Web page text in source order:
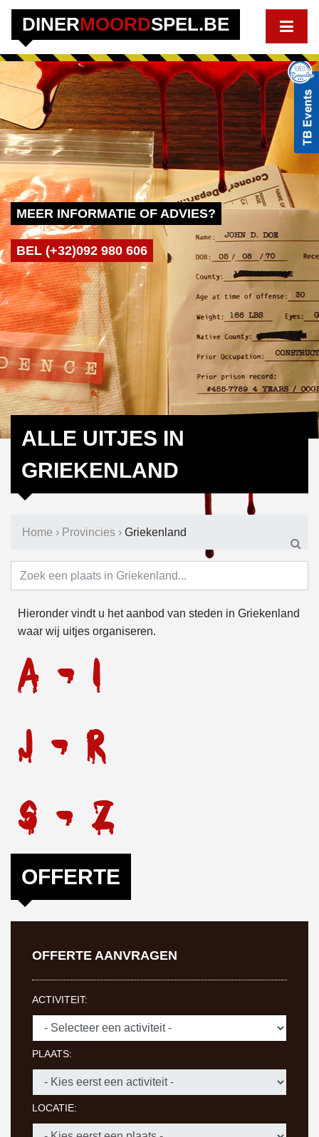
DINERMOORDSPEL.BE
MEER INFORMATIE OF ADVIES?
BEL (+32)092 980 606
ALLE UITJES IN
GRIEKENLAND
Home › Provincies › Griekenland
Hieronder vindt u het aanbod van steden in Griekenland
waar wij uitjes organiseren.
A - I
J - R
S - Z
OFFERTE
OFFERTE AANVRAGEN
ACTIVITEIT:
PLAATS:
LOCATIE: